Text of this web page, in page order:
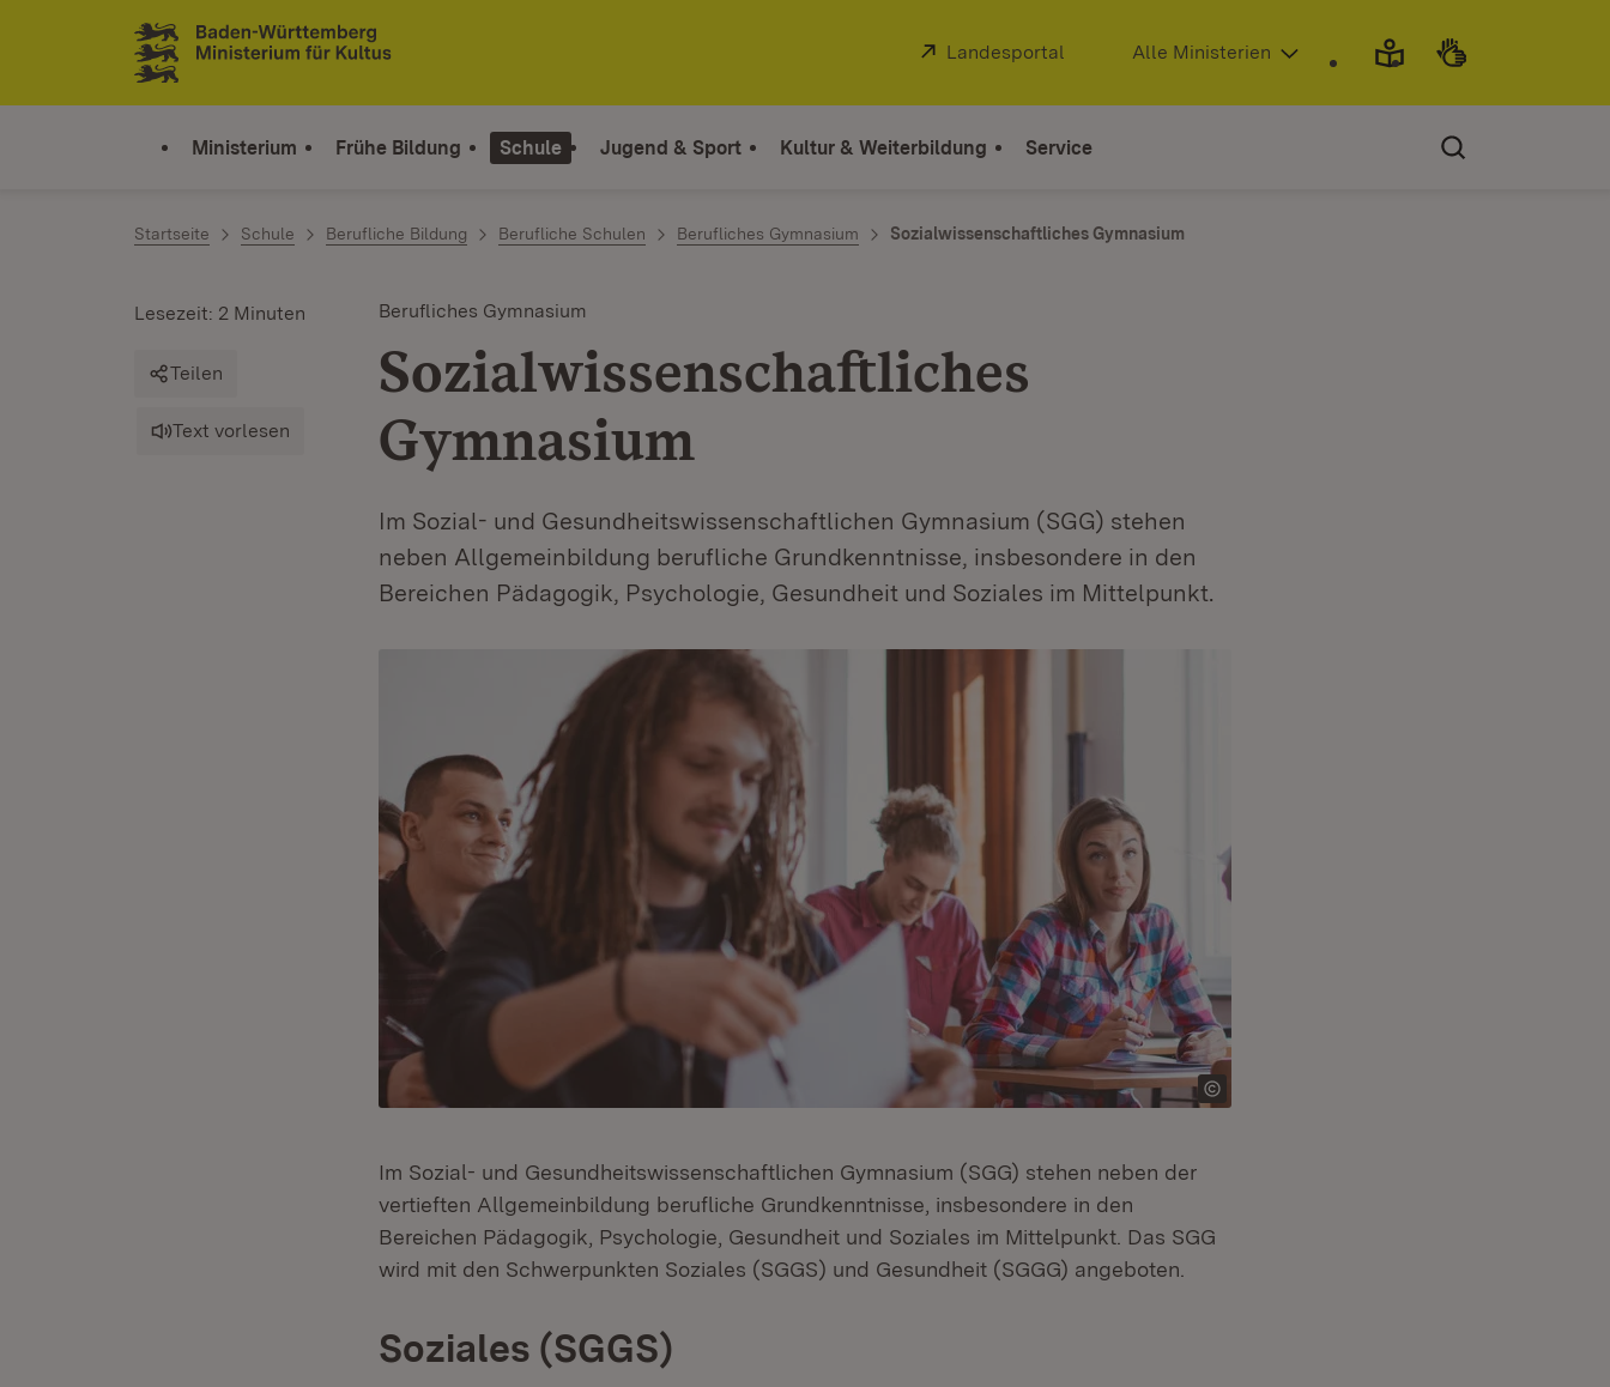
Zum Inhalt springen
Link zur Startseite
Extern:
Landesportal (Öffnet in neuem Fenster)
Alle Ministerien
Ministerium Frühe Bildung Schule Jugend & Sport Kultur & Weiterbildung Service
Startseite Schule Berufliche Bildung Berufliche Schulen Berufliches Gymnasium Sozialwissenschaftliches Gymnasium
Berufliches Gymnasium
Sozialwissenschaftliches
Gymnasium
Im Sozial- und Gesundheitswissenschaftlichen Gymnasium (SGG) stehen
neben Allgemeinbildung berufliche Grundkenntnisse, insbesondere in den
Bereichen Pädagogik, Psychologie, Gesundheit und Soziales im Mittelpunkt.
Lesezeit: 2 Minuten
Teilen
Text vorlesen
Im Sozial- und Gesundheitswissenschaftlichen Gymnasium (SGG) stehen neben der
vertieften Allgemeinbildung berufliche Grundkenntnisse, insbesondere in den
Bereichen Pädagogik, Psychologie, Gesundheit und Soziales im Mittelpunkt. Das SGG
wird mit den Schwerpunkten Soziales (SGGS) und Gesundheit (SGGG) angeboten.
Soziales (SGGS)